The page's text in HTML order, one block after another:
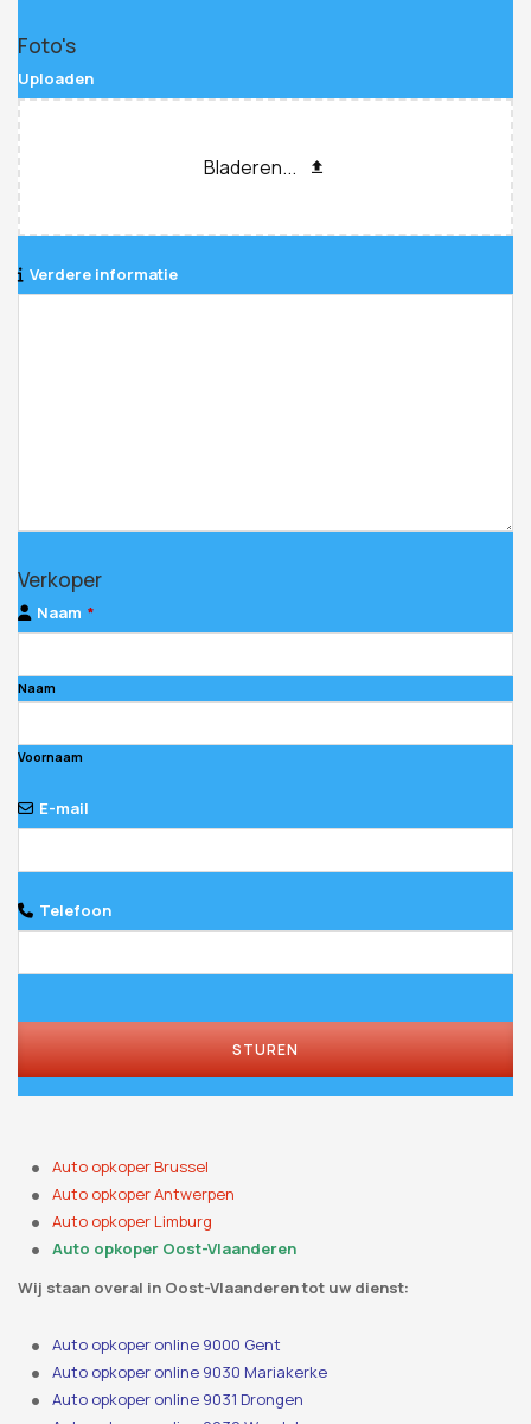
Foto's
Uploaden
Bladeren...
Verdere informatie
Verkoper
Naam *
Naam
Voornaam
E-mail
Telefoon
STUREN
Auto opkoper Brussel
Auto opkoper Antwerpen
Auto opkoper Limburg
Auto opkoper Oost-Vlaanderen
Wij staan ​​overal in Oost-Vlaanderen tot uw dienst:
Auto opkoper online 9000 Gent
Auto opkoper online 9030 Mariakerke
Auto opkoper online 9031 Drongen